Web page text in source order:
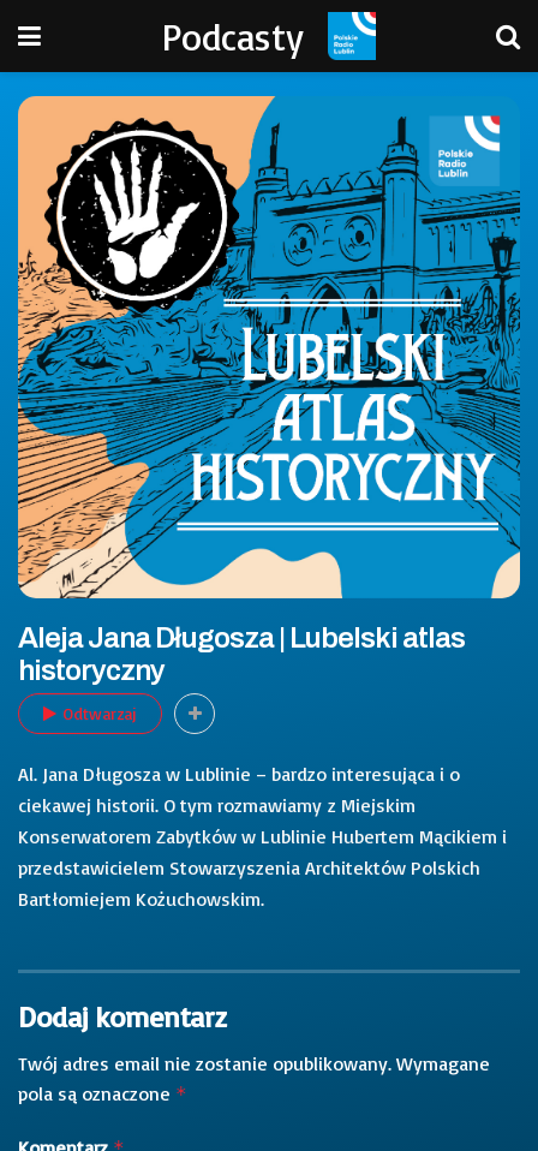
Podcasty
Aleja Jana Długosza | Lubelski atlas
historyczny
Odtwarzaj
Al. Jana Długosza w Lublinie – bardzo interesująca i o
ciekawej historii. O tym rozmawiamy z Miejskim
Konserwatorem Zabytków w Lublinie Hubertem Mącikiem i
przedstawicielem Stowarzyszenia Architektów Polskich
Bartłomiejem Kożuchowskim.
Dodaj komentarz
Twój adres email nie zostanie opublikowany. Wymagane
pola są oznaczone *